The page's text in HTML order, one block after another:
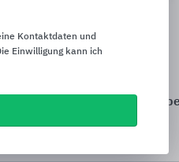
Kontaktdaten und
Einwilligung kann ich